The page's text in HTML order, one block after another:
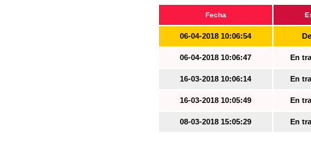
Fecha
06-04-2018 10:06:54
06-04-2018 10:06:47 En
16-03-2018 10:06:14 En
16-03-2018 10:05:49 En
08-03-2018 15:05:29 En